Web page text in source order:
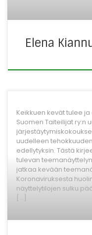
Elena
Keikkuen kevät tulee
Suomen Taiteilijat ry:n
uudelleen
edellytyksin. Tästä
tulevan
jatkaa kevään
Koronaviruksesta
näyttelytilojen sulku
[…]